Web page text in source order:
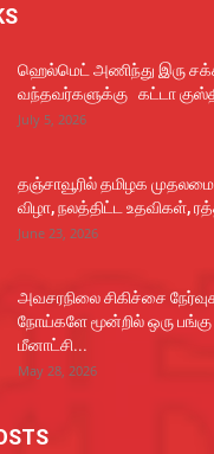
ஹெல்மெட் அணிந்து இரு
வந்தவர்களுக்கு கட்டா
July 5, 2026
தஞ்சாவூரில் தமிழக
விழா, நலத்திட்ட உதவிகள்,
June 23, 2026
அவசரநிலை சிகிச்சை
நோய்களே மூன்றில் ஒரு
மீனாட்சி...
May 28, 2026